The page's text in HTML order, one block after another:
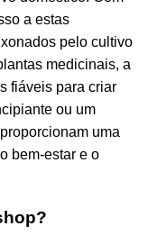
a estas
pelo cultivo
medicinais, a
fiáveis para criar
ou um
uma
bem-estar e o